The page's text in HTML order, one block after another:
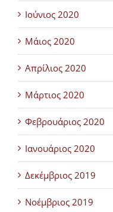
Ιούνιος 2020
Μάιος 2020
Απρίλιος 2020
Μάρτιος 2020
Φεβρουάριος 2020
Ιανουάριος 2020
Δεκέμβριος 2019
Νοέμβριος 2019